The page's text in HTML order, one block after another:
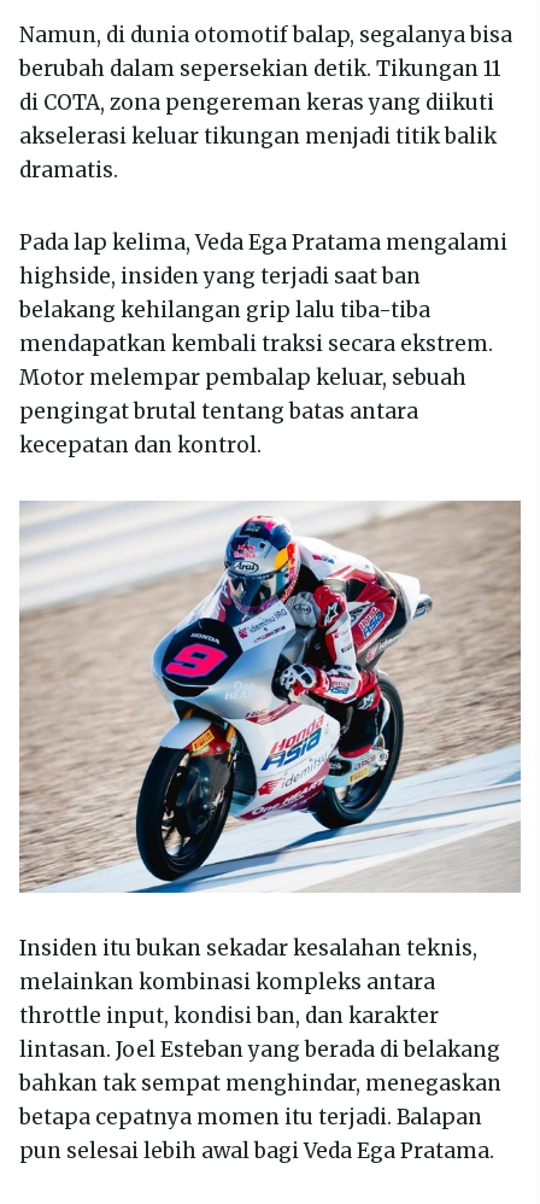
Namun, di dunia otomotif balap, segalanya bisa
berubah dalam sepersekian detik. Tikungan 11
di COTA, zona pengereman keras yang diikuti
akselerasi keluar tikungan menjadi titik balik
dramatis.
Pada lap kelima, Veda Ega Pratama mengalami
highside, insiden yang terjadi saat ban
belakang kehilangan grip lalu tiba-tiba
mendapatkan kembali traksi secara ekstrem.
Motor melempar pembalap keluar, sebuah
pengingat brutal tentang batas antara
kecepatan dan kontrol.
Insiden itu bukan sekadar kesalahan teknis,
melainkan kombinasi kompleks antara
throttle input, kondisi ban, dan karakter
lintasan. Joel Esteban yang berada di belakang
bahkan tak sempat menghindar, menegaskan
betapa cepatnya momen itu terjadi. Balapan
pun selesai lebih awal bagi Veda Ega Pratama.